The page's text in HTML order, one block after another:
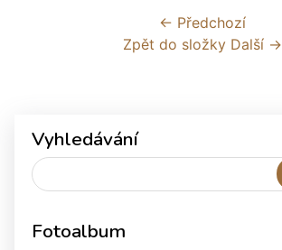
← Předchozí
Zpět do složky Další →
Vyhledávání
Fotoalbum